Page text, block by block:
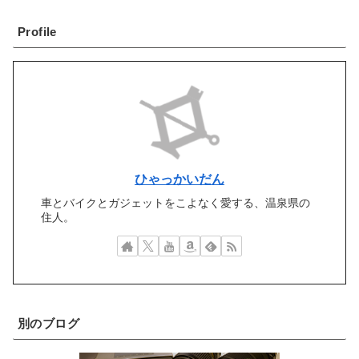
Profile
ひゃっかいだん
車とバイクとガジェットをこよなく愛する、温泉県の
住人。
別のブログ